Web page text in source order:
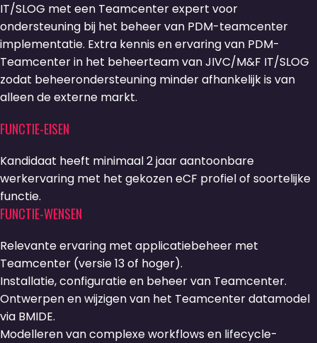
IT/SLOG met een Teamcenter expert voor
ondersteuning bij het beheer van PDM-teamcenter
implementatie. Extra kennis en ervaring van PDM-
Teamcenter in het beheerteam van JIVC/M&F IT/SLOG
zodat beheerondersteuning minder afhankelijk is van
alleen de externe markt.
FUNCTIE-EISEN
Kandidaat heeft minimaal 2 jaar aantoonbare
werkervaring met het gekozen eCF profiel of soortelijke
functie.
FUNCTIE-WENSEN
Relevante ervaring met applicatiebeheer met
Teamcenter (versie 13 of hoger).
Installatie, configuratie en beheer van Teamcenter.
Ontwerpen en wijzigen van het Teamcenter datamodel
via BMIDE.
Modelleren van complexe workflows en lifecycle-